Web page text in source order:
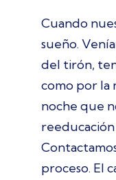
Cuando
sueño.
del tirón,
como por la
noche que
proceso. El